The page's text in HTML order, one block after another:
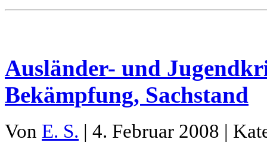
Ausländer- und
Bekämpfung, Sachstand
Von E. S. | 4. Februar 2008 |